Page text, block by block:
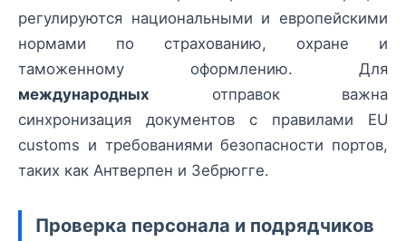
регулируются национальными и европейскими
нормами по страхованию, охране и
таможенному оформлению. Для
международных отправок важна
синхронизация документов с правилами EU
customs и требованиями безопасности портов,
таких как Антверпен и Зебрюгге.
Проверка персонала и подрядчиков